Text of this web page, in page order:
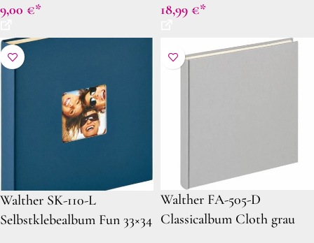
9,00 €
18,99 €
Walther SK-110-L
Selbstklebealbum Fun 33×34
Walther FA-505-D
Classicalbum Cloth grau